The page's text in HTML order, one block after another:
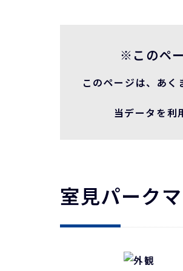
※このペ
このページは、あ
当データを利
室見パーク